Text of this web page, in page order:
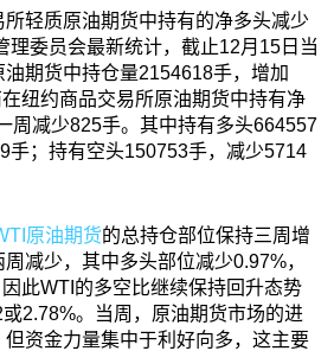
轻质原油期货中持有的净多头减少
理委员会最新统计，截止12月15日当
期货中持仓量2154618手，增加
纽约商品交易所原油期货中持有净
周减少825手。其中持有多头664557
手；持有空头150753手，减少5714
原油期货的总持仓部位保持三周增
减少，其中多头部位减少0.97%，
此WTI的多空比继续保持回升态势
2.78%。当周，原油期货市场的进
资金力量集中于利好向多，这主要